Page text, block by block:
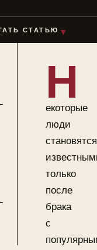
И ДИЗАЙН
СТАТЬЮ ▼
Н
екоторые
люди
становятся
только
после
брака
с